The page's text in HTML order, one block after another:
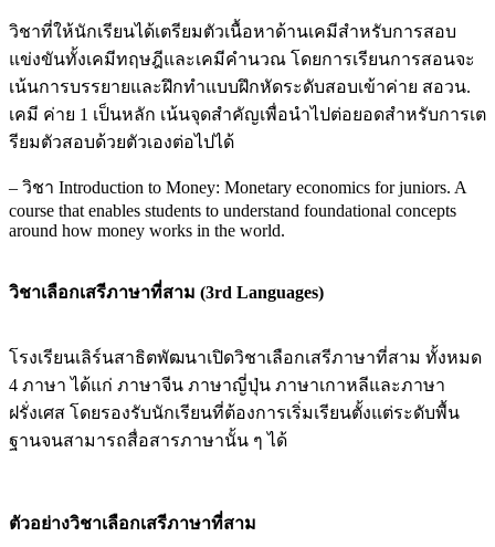
วิชาที่ให้นักเรียนได้เตรียมตัวเนื้อหาด้านเคมีสำหรับการสอบ
แข่งขันทั้งเคมีทฤษฎีและเคมีคำนวณ โดยการเรียนการสอนจะ
เน้นการบรรยายและฝึกทำแบบฝึกหัดระดับสอบเข้าค่าย สอวน.
เคมี ค่าย 1 เป็นหลัก เน้นจุดสำคัญเพื่อนำไปต่อยอดสำหรับการเต
รียมตัวสอบด้วยตัวเองต่อไปได้
– วิชา Introduction to Money: Monetary economics for juniors. A
course that enables students to understand foundational concepts
around how money works in the world.
วิชาเลือกเสรีภาษาที่สาม (3rd Languages)
โรงเรียนเลิร์นสาธิตพัฒนาเปิดวิชาเลือกเสรีภาษาที่สาม ทั้งหมด
4 ภาษา ได้แก่ ภาษาจีน ภาษาญี่ปุ่น ภาษาเกาหลีและภาษา
ฝรั่งเศส โดยรองรับนักเรียนที่ต้องการเริ่มเรียนตั้งแต่ระดับพื้น
ฐานจนสามารถสื่อสารภาษานั้น ๆ ได้
ตัวอย่างวิชาเลือกเสรีภาษาที่สาม